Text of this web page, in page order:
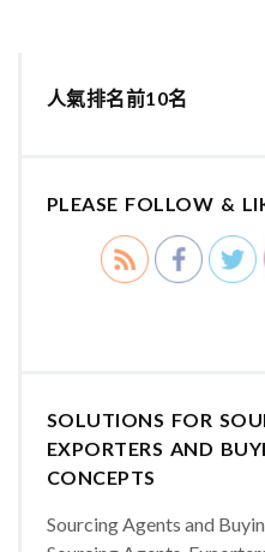
人氣排名前10名
PLEASE FOLLOW &
SOLUTIONS FOR
EXPORTERS AND
CONCEPTS
Sourcing Agents and